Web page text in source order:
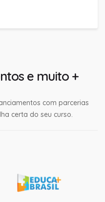
e muito +
com parcerias
certa do seu curso.